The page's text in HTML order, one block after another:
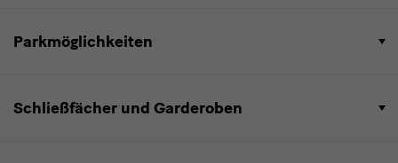
Parkmöglichkeiten
Schließfächer und Garderoben